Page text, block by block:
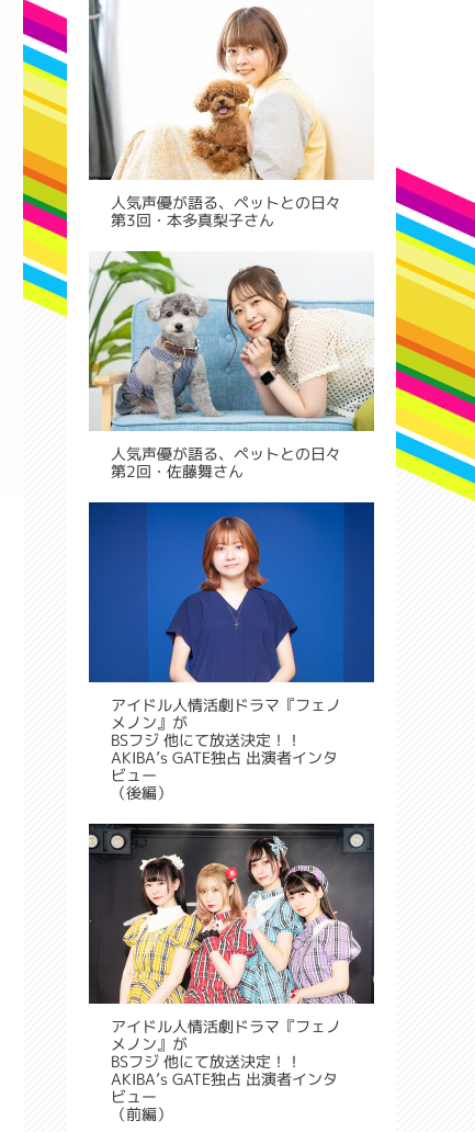
人気声優が語る、ペットとの日々
第3回・本多真梨子さん
人気声優が語る、ペットとの日々
第2回・佐藤舞さん
アイドル人情活劇ドラマ『フェノ
メノン』が
BSフジ 他にて放送決定！！
AKIBA’s GATE独占 出演者インタ
ビュー
（後編）
アイドル人情活劇ドラマ『フェノ
メノン』が
BSフジ 他にて放送決定！！
AKIBA’s GATE独占 出演者インタ
ビュー
（前編）